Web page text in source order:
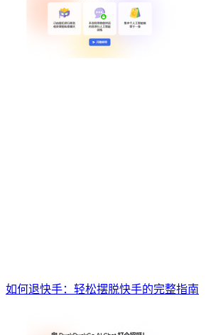
如何退快手：轻松摆脱快手的完整指南